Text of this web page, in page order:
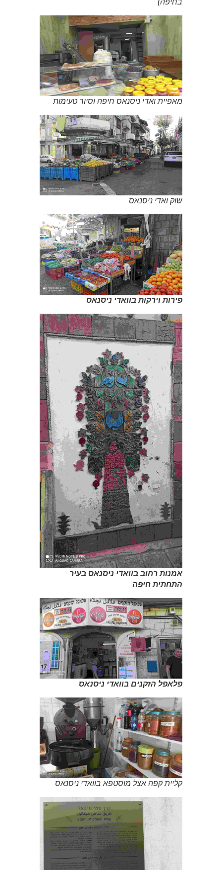
בחיפה)
מאפיית ואדי ניסנאס חיפה וסיור טעימות
שוק ואדי ניסנאס
פירות וירקות בוואדי ניסנאס
אמנות רחוב בוואדי ניסנאס בעיר
התחתית חיפה
פלאפל הזקנים בוואדי ניסנאס
קליית קפה אצל מוסטפא בוואדי ניסנאס